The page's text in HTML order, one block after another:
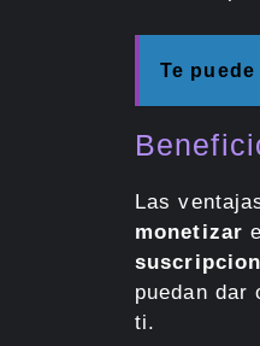
Te
Las
monetizar
puedan dar
ti.